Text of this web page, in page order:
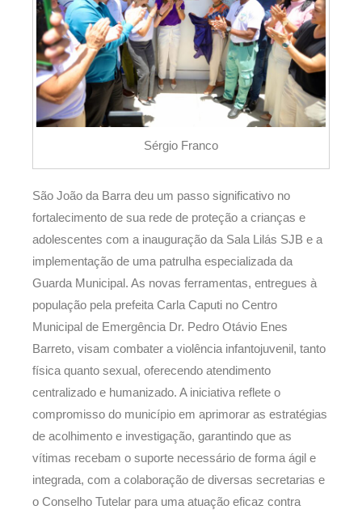
Sérgio Franco
São João da Barra deu um passo significativo no
fortalecimento de sua rede de proteção a crianças e
adolescentes com a inauguração da Sala Lilás SJB e a
implementação de uma patrulha especializada da
Guarda Municipal. As novas ferramentas, entregues à
população pela prefeita Carla Caputi no Centro
Municipal de Emergência Dr. Pedro Otávio Enes
Barreto, visam combater a violência infantojuvenil, tanto
física quanto sexual, oferecendo atendimento
centralizado e humanizado. A iniciativa reflete o
compromisso do município em aprimorar as estratégias
de acolhimento e investigação, garantindo que as
vítimas recebam o suporte necessário de forma ágil e
integrada, com a colaboração de diversas secretarias e
o Conselho Tutelar para uma atuação eficaz contra